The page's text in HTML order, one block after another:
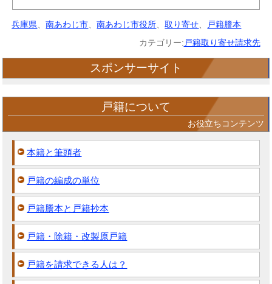
兵庫県 、南あわじ市 、南あわじ市役所 、取り寄せ
戸籍謄本
カテゴリー: 戸籍取り寄せ請求先
スポンサーサイト
戸籍について
お役立ちコンテンツ
本籍と筆頭者
戸籍の編成の単位
戸籍謄本と戸籍抄本
戸籍・除籍・改製原戸籍
戸籍を請求できる人は？